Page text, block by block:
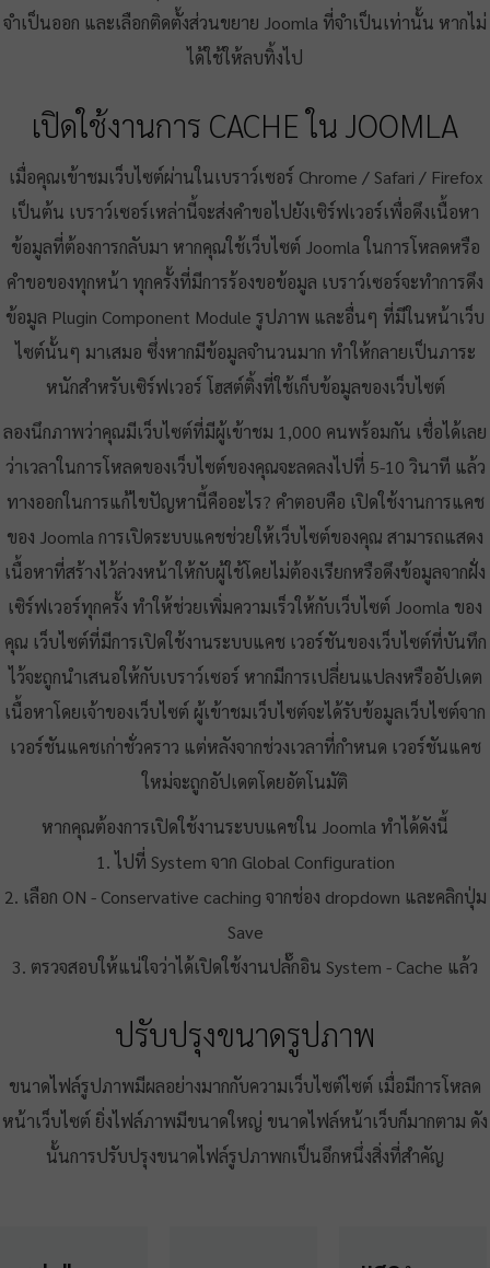
จำเป็นออก และเลือกติดตั้งส่วนขยาย Joomla ที่จำเป็นเท่านั้น หากไม่
ได้ใช้ให้ลบทิ้งไป
เปิดใช้งานการ CACHE ใน JOOMLA
เมื่อคุณเข้าชมเว็บไซต์ผ่านในเบราว์เซอร์ Chrome / Safari / Firefox
เป็นต้น เบราว์เซอร์เหล่านี้จะส่งคำขอไปยังเซิร์ฟเวอร์เพื่อดึงเนื้อหา
ข้อมูลที่ต้องการกลับมา หากคุณใช้เว็บไซต์ Joomla ในการโหลดหรือ
คำขอของทุกหน้า ทุกครั้งที่มีการร้องขอข้อมูล เบราว์เซอร์จะทำการดึง
ข้อมูล Plugin Component Module รูปภาพ และอื่นๆ ที่มีในหน้าเว็บ
ไซต์นั้นๆ มาเสมอ ซึ่งหากมีข้อมูลจำนวนมาก ทำให้กลายเป็นภาระ
หนักสำหรับเซิร์ฟเวอร์ โฮสต์ติ้งที่ใช้เก็บข้อมูลของเว็บไซต์
ลองนึกภาพว่าคุณมีเว็บไซต์ที่มีผู้เข้าชม 1,000 คนพร้อมกัน เชื่อได้เลย
ว่าเวลาในการโหลดของเว็บไซต์ของคุณจะลดลงไปที่ 5-10 วินาที แล้ว
ทางออกในการแก้ไขปัญหานี้คืออะไร? คำตอบคือ เปิดใช้งานการแคช
ของ Joomla การเปิดระบบแคชช่วยให้เว็บไซต์ของคุณ สามารถแสดง
เนื้อหาที่สร้างไว้ล่วงหน้าให้กับผู้ใช้โดยไม่ต้องเรียกหรือดึงข้อมูลจากฝั่ง
เซิร์ฟเวอร์ทุกครั้ง ทำให้ช่วยเพิ่มความเร็วให้กับเว็บไซต์ Joomla ของ
คุณ เว็บไซต์ที่มีการเปิดใช้งานระบบแคช เวอร์ชันของเว็บไซต์ที่บันทึก
ไว้จะถูกนำเสนอให้กับเบราว์เซอร์ หากมีการเปลี่ยนแปลงหรืออัปเดต
เนื้อหาโดยเจ้าของเว็บไซต์ ผู้เข้าชมเว็บไซต์จะได้รับข้อมูลเว็บไซต์จาก
เวอร์ชันแคชเก่าชั่วคราว แต่หลังจากช่วงเวลาที่กำหนด เวอร์ชันแคช
ใหม่จะถูกอัปเดตโดยอัตโนมัติ
หากคุณต้องการเปิดใช้งานระบบแคชใน Joomla ทำได้ดังนี้
1. ไปที่ System จาก Global Configuration
2. เลือก ON - Conservative caching จากช่อง dropdown และคลิกปุ่ม
Save
3. ตรวจสอบให้แน่ใจว่าได้เปิดใช้งานปลั๊กอิน System - Cache แล้ว
ปรับปรุงขนาดรูปภาพ
ขนาดไฟล์รูปภาพมีผลอย่างมากกับความเว็บไซต์ไซต์ เมื่อมีการโหลด
หน้าเว็บไซต์ ยิ่งไฟล์ภาพมีขนาดใหญ่ ขนาดไฟล์หน้าเว็บก็มากตาม ดัง
นั้นการปรับปรุงขนาดไฟล์รูปภาพกเป็นอึกหนึ่งสิ่งที่สำคัญ